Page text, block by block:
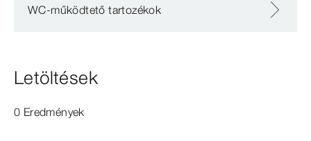
WC-működtető tartozékok
Letöltések
0 Eredmények